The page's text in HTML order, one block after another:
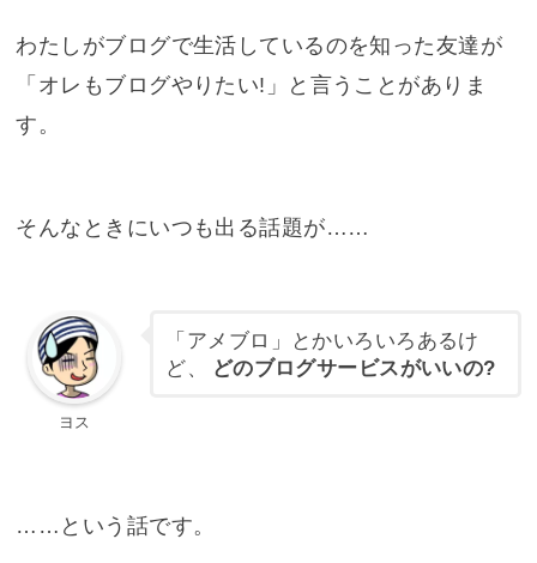
わたしがブログで生活しているのを知った友達が
「オレもブログやりたい!」と言うことがありま
す。
そんなときにいつも出る話題が……
ヨス
「アメブロ」とかいろいろあるけ
ど、
どのブログサービスがいいの?
……という話です。